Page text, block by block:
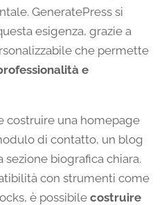
GeneratePress si
esigenza, grazie a
che permette
e
costruire una homepage
di contatto, un blog
biografica chiara.
con strumenti come
è possibile costruire